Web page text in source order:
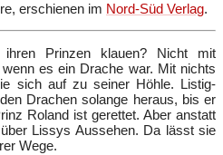
erschienen im Nord-Süd Verlag.
Prinzen klauen? Nicht mit
es ein Drache war. Mit nichts
sich auf zu seiner Höhle. Listig-
Drachen solange heraus, bis er
Roland ist gerettet. Aber anstatt
Lissys Aussehen. Da lässt sie
Wege.